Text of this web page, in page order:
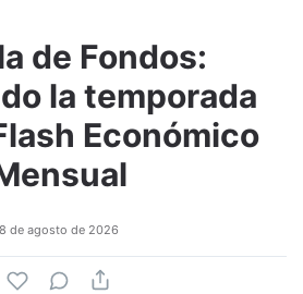
de Fondos:
la temporada
Económico
8 de agosto de 2026